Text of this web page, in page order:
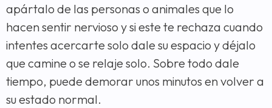
apártalo de las personas o animales que lo
hacen sentir nervioso y si este te rechaza cuando
intentes acercarte solo dale su espacio y déjalo
que camine o se relaje solo. Sobre todo dale
tiempo, puede demorar unos minutos en volver a
su estado normal.